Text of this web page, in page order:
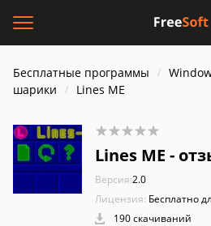
Бесплатные программы
шарики
Lines ME
Lines ME -
Версия:2.0
Лицензия: Бесплатно
190 скачиваний